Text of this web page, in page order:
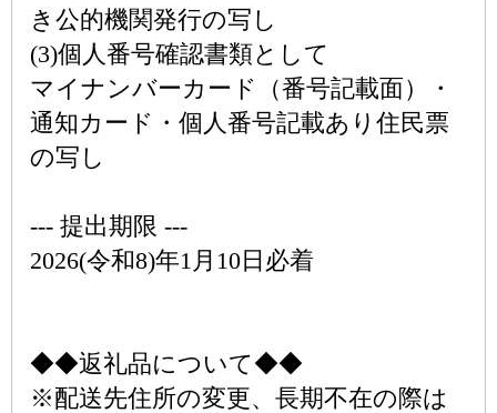
き公的機関発行の写し
(3)個人番号確認書類として
マイナンバーカード（番号記載面）・
通知カード・個人番号記載あり住民票
の写し
--- 提出期限 ---
2026(令和8)年1月10日必着
◆◆返礼品について◆◆
※配送先住所の変更、長期不在の際は